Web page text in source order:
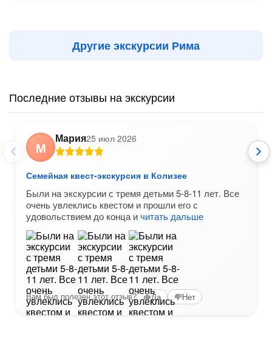
Другие экскурсии Рима
Последние отзывы на экскурсии
М
Мария25 июл 2026
Семейная квест-экскурсия в Колизее
Были на экскурсии с тремя детьми 5-8-11 лет. Все
очень увлеклись квестом и прошли его с
удовольствием до конца ичитать дальше
Вам был полезен этот отзыв? Да Нет